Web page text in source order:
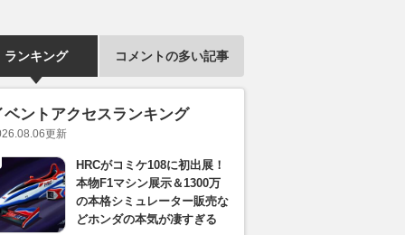
ランキング コメントの多い記事
ベントアクセスランキング
更新
HRCがコミケ108に初出展！
本物F1マシン展示＆1300万
の本格シミュレーター販売な
どホンダの本気が凄すぎる